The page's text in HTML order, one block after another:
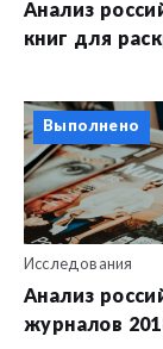
Анализ
книг для
Выполнено
Исследования
Анализ
журналов